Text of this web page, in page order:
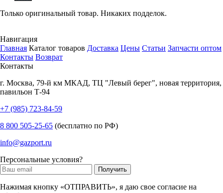
Только оригинальный товар. Никаких подделок.
Навигация
Главная Каталог товаров Доставка Цены Статьи Запчасти оптом
Контакты Возврат
Контакты
г. Москва, 79-й км МКАД, ТЦ "Левый берег", новая территория,
павильон Т-94
+7 (985) 723-84-59
8 800 505-25-65 (бесплатно по РФ)
info@gazport.ru
Персональные условия?
Нажимая кнопку «ОТПРАВИТЬ», я даю свое согласие на